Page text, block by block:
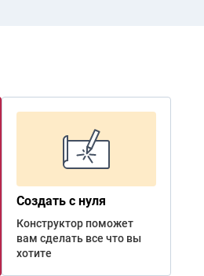
Создать с нуля
Конструктор поможет
вам сделать все что вы
хотите